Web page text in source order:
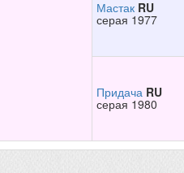
Мастак RU
серая 1977
Придача RU
серая 1980